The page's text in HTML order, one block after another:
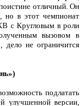
отличный. Он
но в этот чемпионат
с Кругловым в роли
вызовом в
не ограничится
подлатать
улучшенной версии,